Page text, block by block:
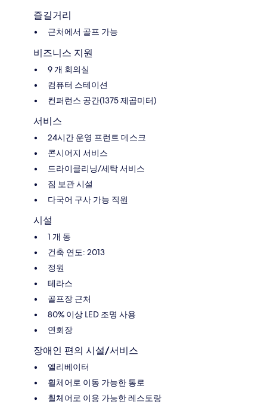
즐길거리
근처에서 골프 가능
비즈니스 지원
9 개 회의실
컴퓨터 스테이션
컨퍼런스 공간(1375 제곱미터)
서비스
24시간 운영 프런트 데스크
콘시어지 서비스
드라이클리닝/세탁 서비스
짐 보관 시설
다국어 구사 가능 직원
시설
1 개 동
건축 연도: 2013
정원
테라스
골프장 근처
80% 이상 LED 조명 사용
연회장
장애인 편의 시설/서비스
엘리베이터
휠체어로 이동 가능한 통로
휠체어로 이용 가능한 레스토랑